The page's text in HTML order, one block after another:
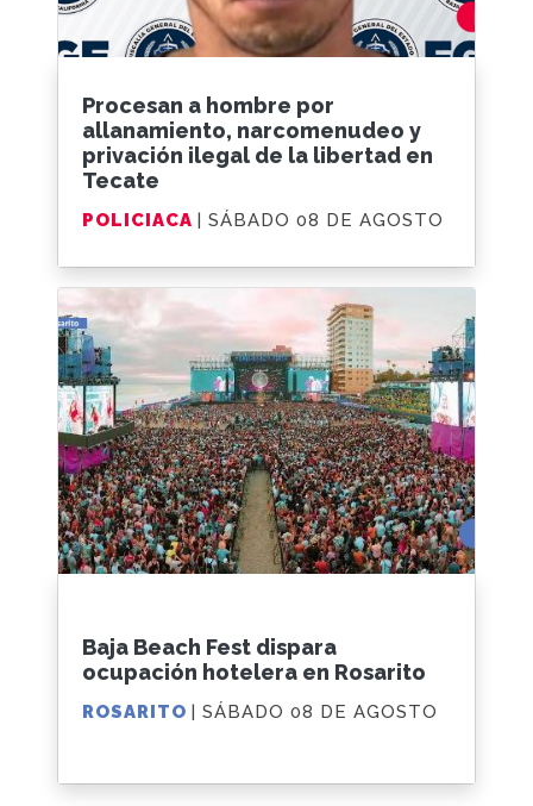
Procesan a hombre por
allanamiento, narcomenudeo y
privación ilegal de la libertad en
Tecate
POLICIACA | SÁBADO 08 DE AGOSTO
Baja Beach Fest dispara
ocupación hotelera en Rosarito
ROSARITO | SÁBADO 08 DE AGOSTO